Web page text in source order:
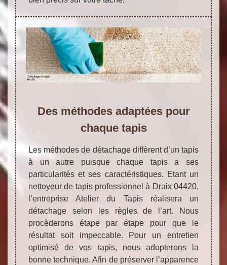
Des méthodes adaptées pour
chaque tapis
Les méthodes de détachage diffèrent d’un tapis
à un autre puisque chaque tapis a ses
particularités et ses caractéristiques. Etant un
nettoyeur de tapis professionnel à Draix 04420,
l’entreprise Atelier du Tapis réalisera un
détachage selon les règles de l’art. Nous
procèderons étape par étape pour que le
résultat soit impeccable. Pour un entretien
optimisé de vos tapis, nous adopterons la
bonne technique. Afin de préserver l’apparence